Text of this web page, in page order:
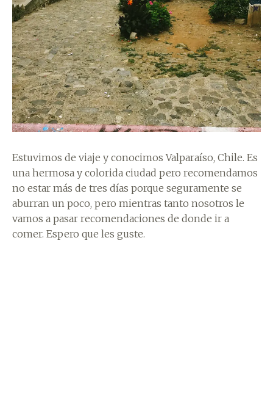
Estuvimos de viaje y conocimos Valparaíso, Chile. Es
una hermosa y colorida ciudad pero recomendamos
no estar más de tres días porque seguramente se
aburran un poco, pero mientras tanto nosotros le
vamos a pasar recomendaciones de donde ir a
comer. Espero que les guste.